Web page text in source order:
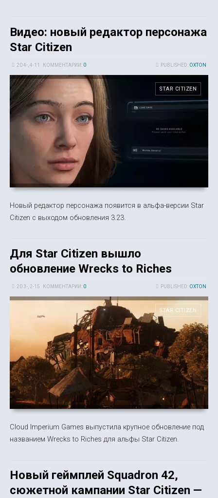
Видео: новый редактор персонажа
Star Citizen
PUBLISHED: OXTON
20 4-, 4-11 КОММЕНТАРИИ: 0
STAR CITIZEN
Новый редактор персонажа появится в альфа-версии Star
Citizen с выходом обновления 3.23.
Для Star Citizen вышло
обновление Wrecks to Riches
PUBLISHED: OXTON
20 3-, 2-15 КОММЕНТАРИИ: 0
STAR CITIZEN
Cloud Imperium Games выпустила крупное обновление под
названием Wrecks to Riches для альфы Star Citizen.
Новый геймплей Squadron 42,
сюжетной кампании Star Citizen —